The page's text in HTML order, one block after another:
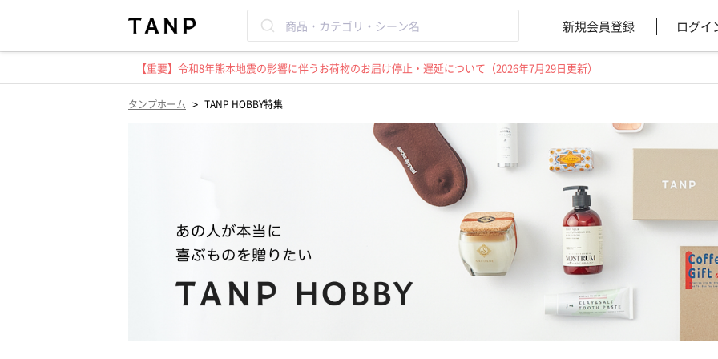
新規会員登録 ログイ
【重要】令和8年熊本地震の影響に伴うお荷物のお届け停止・遅延について（2026年7月29日更新）
タンプホーム > TANP HOBBY特集